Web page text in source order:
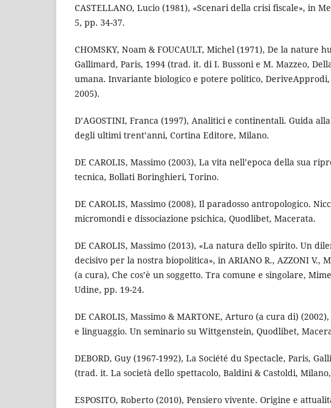
CASTELLANO, Lucio (1981), «Scenari della crisi fiscale», in
5, pp. 34-37.
CHOMSKY, Noam & FOUCAULT, Michel (1971), De la nature
Gallimard, Paris, 1994 (trad. it. di I. Bussoni e M. Mazzeo,
umana. Invariante biologico e potere politico, DeriveApprodi,
2005).
D’AGOSTINI, Franca (1997), Analitici e continentali. Guida
degli ultimi trent’anni, Cortina Editore, Milano.
DE CAROLIS, Massimo (2003), La vita nell’epoca della sua
tecnica, Bollati Boringhieri, Torino.
DE CAROLIS, Massimo (2008), Il paradosso antropologico.
micromondi e dissociazione psichica, Quodlibet, Macerata.
DE CAROLIS, Massimo (2013), «La natura dello spirito. Un
decisivo per la nostra biopolitica», in ARIANO R., AZZONI V.,
(a cura), Che cos’è un soggetto. Tra comune e singolare,
Udine, pp. 19-24.
DE CAROLIS, Massimo & MARTONE, Arturo (a cura di)
e linguaggio. Un seminario su Wittgenstein, Quodlibet,
DEBORD, Guy (1967-1992), La Société du Spectacle, Paris,
(trad. it. La società dello spettacolo, Baldini & Castoldi,
ESPOSITO, Roberto (2010), Pensiero vivente. Origine e